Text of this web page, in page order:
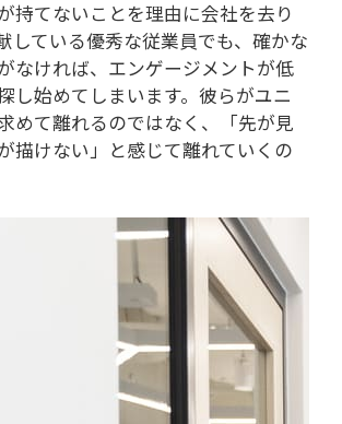
持てないことを理由に会社を去り
している優秀な従業員でも、確かな
なければ、エンゲージメントが低
し始めてしまいます。彼らがユニ
めて離れるのではなく、「先が見
描けない」と感じて離れていくの